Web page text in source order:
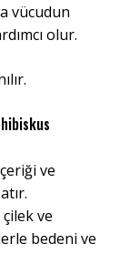
vücudun
olur.
ve
ve
bedeni ve